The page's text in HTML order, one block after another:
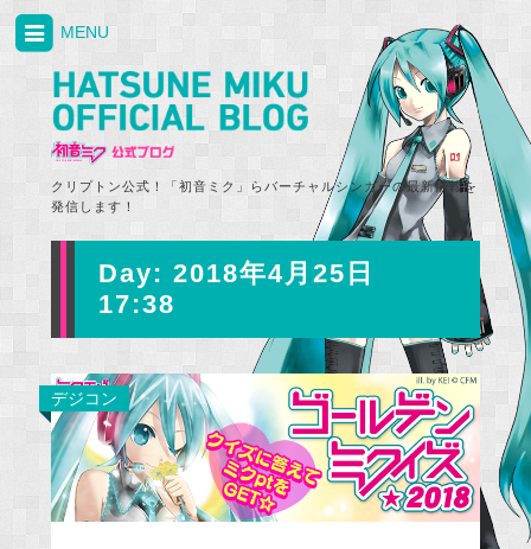
クリプトン公式！「初音ミク」らバーチャルシンガーの最新情報を
発信します！
MENU
Day: 2018年4月25日
17:38
デジコン